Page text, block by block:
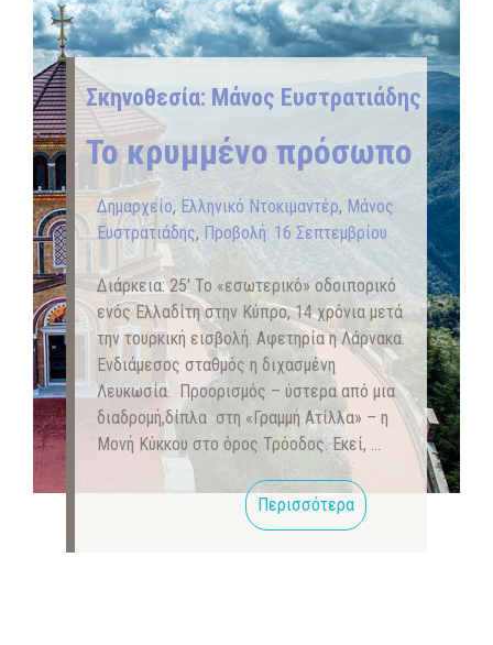
Σκηνοθεσία: Μάνος Ευστρατιάδης
Το κρυμμένο πρόσωπο
Δημαρχείο, Ελληνικό Ντοκιμαντέρ, Μάνος
Ευστρατιάδης, Προβολή: 16 Σεπτεμβρίου
Διάρκεια: 25′ Το «εσωτερικό» οδοιπορικό
ενός Ελλαδίτη στην Κύπρο, 14 χρόνια μετά
την τουρκική εισβολή. Αφετηρία η Λάρνακα.
Ενδιάμεσος σταθμός η διχασμένη
Λευκωσία. Προορισμός – ύστερα από μια
διαδρομή,δίπλα στη «Γραμμή Ατίλλα» – η
Μονή Κύκκου στο όρος Τρόοδος. Εκεί, …
Περισσότερα